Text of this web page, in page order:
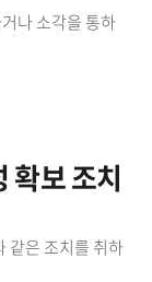
나 소각을 통하
확보 조치
같은 조치를 취하